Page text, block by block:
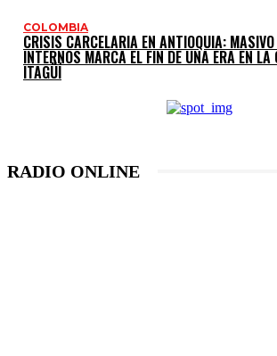
COLOMBIA
CRISIS CARCELARIA EN ANTIOQUIA:
INTERNOS MARCA EL FIN DE UNA ERA EN LA
ITAGÜÍ
RADIO ONLINE